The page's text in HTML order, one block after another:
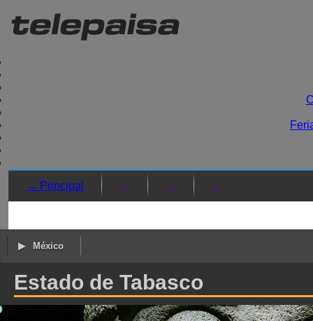
→ Principal → → →
México
Estado de Tabasco